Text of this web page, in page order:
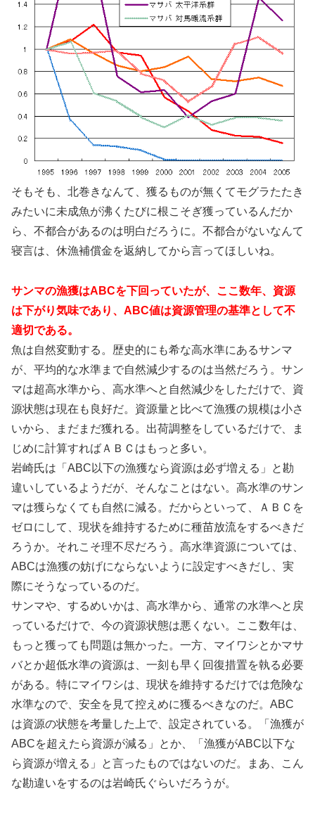
そもそも、北巻きなんて、獲るものが無くてモグラたたき
みたいに未成魚が沸くたびに根こそぎ獲っているんだか
ら、不都合があるのは明白だろうに。不都合がないなんて
寝言は、休漁補償金を返納してから言ってほしいね。
サンマの漁獲はABCを下回っていたが、ここ数年、資源
は下がり気味であり、ABC値は資源管理の基準として不
適切である。
魚は自然変動する。歴史的にも希な高水準にあるサンマ
が、平均的な水準まで自然減少するのは当然だろう。サン
マは超高水準から、高水準へと自然減少をしただけで、資
源状態は現在も良好だ。資源量と比べて漁獲の規模は小さ
いから、まだまだ獲れる。出荷調整をしているだけで、ま
じめに計算すればＡＢＣはもっと多い。
岩崎氏は「ABC以下の漁獲なら資源は必ず増える」と勘
違いしているようだが、そんなことはない。高水準のサン
マは獲らなくても自然に減る。だからといって、ＡＢＣを
ゼロにして、現状を維持するために種苗放流をするべきだ
ろうか。それこそ理不尽だろう。高水準資源については、
ABCは漁獲の妨げにならないように設定すべきだし、実
際にそうなっているのだ。
サンマや、するめいかは、高水準から、通常の水準へと戻
っているだけで、今の資源状態は悪くない。ここ数年は、
もっと獲っても問題は無かった。一方、マイワシとかマサ
バとか超低水準の資源は、一刻も早く回復措置を執る必要
がある。特にマイワシは、現状を維持するだけでは危険な
水準なので、安全を見て控えめに獲るべきなのだ。ABC
は資源の状態を考量した上で、設定されている。「漁獲が
ABCを超えたら資源が減る」とか、「漁獲がABC以下な
ら資源が増える」と言ったものではないのだ。まあ、こん
な勘違いをするのは岩崎氏ぐらいだろうが。